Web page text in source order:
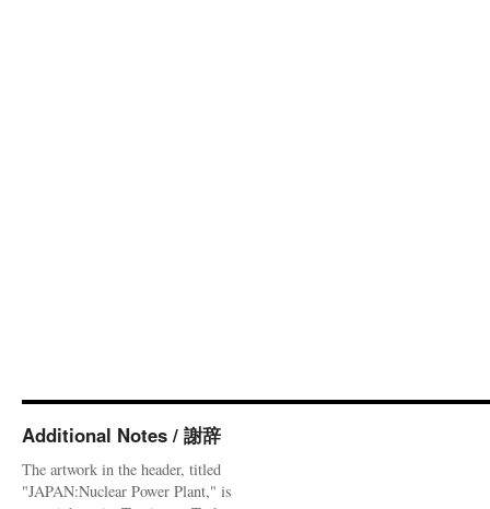
Additional Notes / 謝辞
The artwork in the header, titled
"JAPAN:Nuclear Power Plant," is